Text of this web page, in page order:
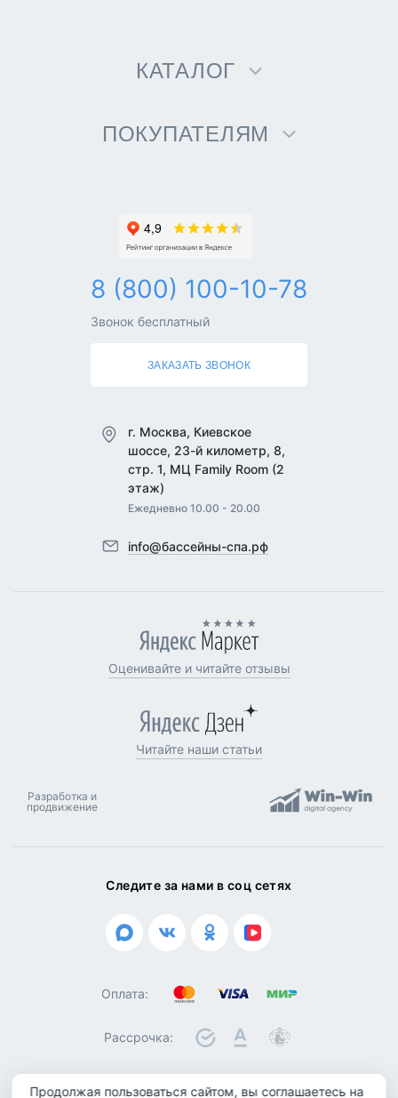
Продолжая пользоваться сайтом, вы соглашаетесь на
КАТАЛОГ
ПОКУПАТЕЛЯМ
Следите за нами в соц сетях
Оплата:
Рассрочка:
8 (800) 100-10-78
Звонок бесплатный
ЗАКАЗАТЬ ЗВОНОК
г. Москва, Киевское
шоссе, 23-й километр, 8,
стр. 1, МЦ Family Room (2
этаж)
Ежедневно 10.00 - 20.00
info@бассейны-спа.рф
Оценивайте и читайте отзывы
Читайте наши статьи
Разработка и
продвижение